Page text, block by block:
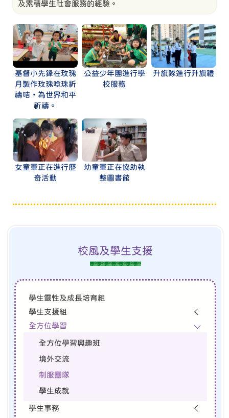
及累積學生社會服務的經驗。
基督小先鋒在玫瑰
月製作玫瑰唸珠祈
禱咭，為世界和平
祈禱。
公益少年團進行學
校服務
升旗隊進行升旗禮
女童軍正在進行歷
奇活動
幼童軍正在協助執
整圖書館
校風及學生支援
學生靈性及成長培育組
學生支援組
全方位學習
全方位學習興趣班
境外交流
制服團隊
學生成就
學生事務